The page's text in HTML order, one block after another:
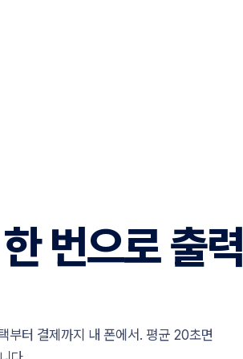
번으로 출력
부터 결제까지 내 폰에서. 평균 20초면